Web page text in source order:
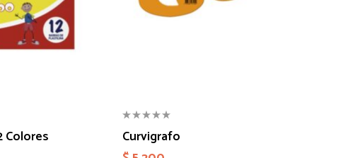
Colores
Curvigrafo